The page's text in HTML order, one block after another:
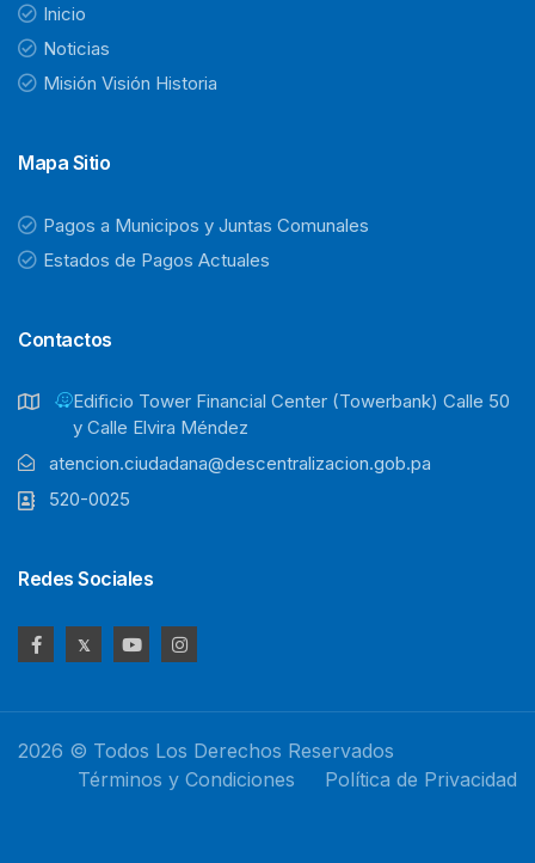
Inicio
Noticias
Misión Visión Historia
Mapa Sitio
Pagos a Municipos y Juntas Comunales
Estados de Pagos Actuales
Contactos
Ediﬁcio Tower Financial Center (Towerbank) Calle 50
y Calle Elvira Méndez
atencion.ciudadana@descentralizacion.gob.pa
520-0025
Redes Sociales
2026 © Todos Los Derechos Reservados
Términos y Condiciones
Política de Privacidad